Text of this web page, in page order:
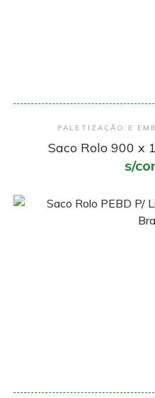
PALETIZAÇÃO E
Saco Rolo 900 x
s/